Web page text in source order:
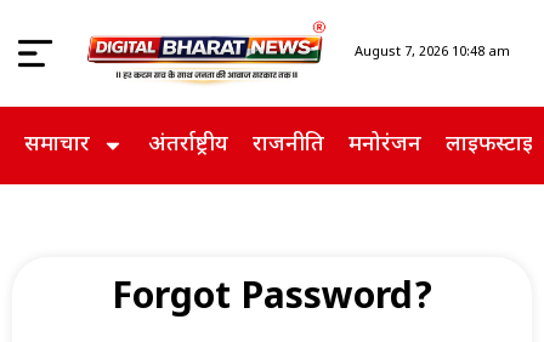
August 7, 2026 10:48 am
समाचार अंतर्राष्ट्रीय राजनीति मनोरंजन
Forgot Password?